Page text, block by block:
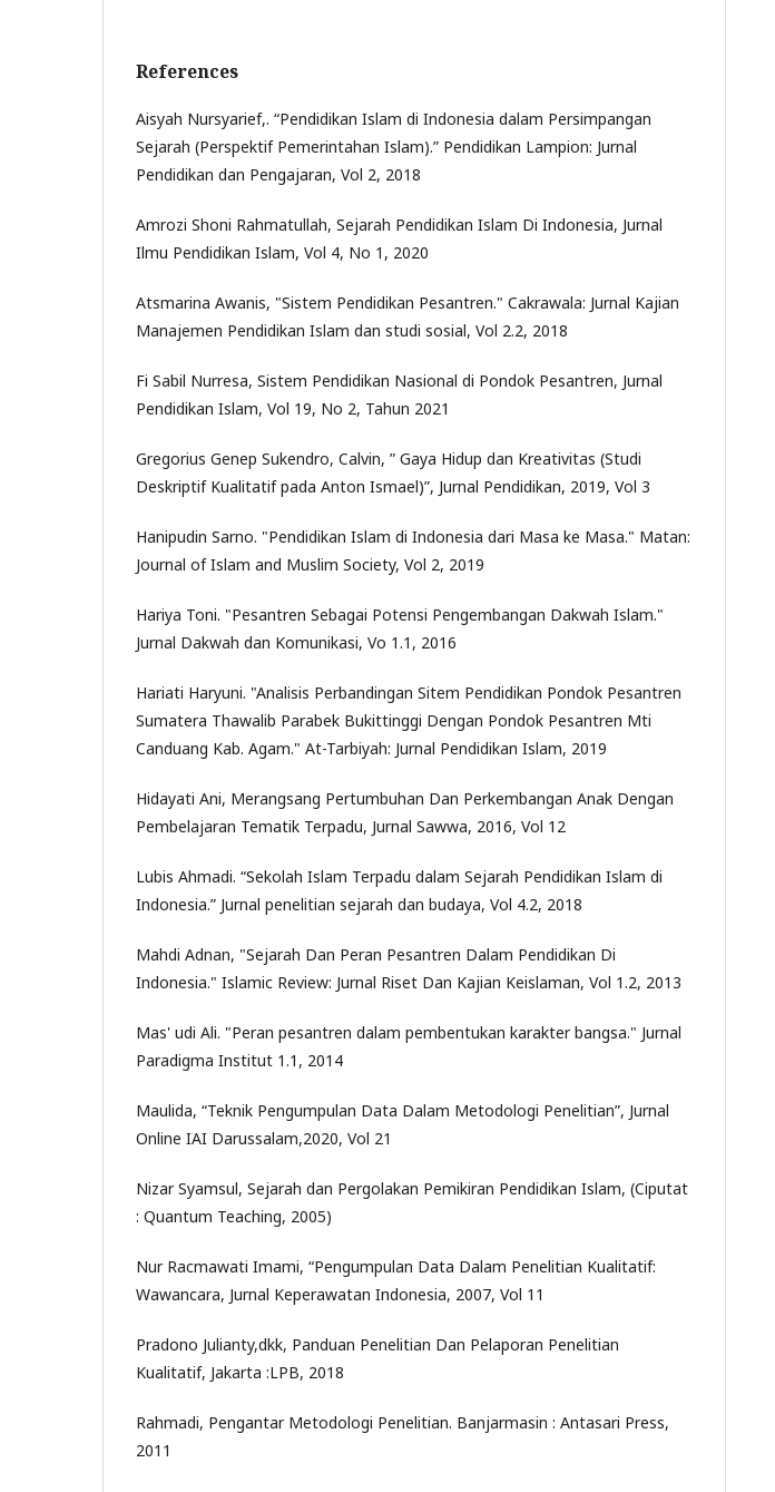
References
Aisyah Nursyarief,. “Pendidikan Islam di Indonesia dalam Persimpangan
Sejarah (Perspektif Pemerintahan Islam).” Pendidikan Lampion: Jurnal
Pendidikan dan Pengajaran, Vol 2, 2018
Amrozi Shoni Rahmatullah, Sejarah Pendidikan Islam Di Indonesia, Jurnal
Ilmu Pendidikan Islam, Vol 4, No 1, 2020
Atsmarina Awanis, "Sistem Pendidikan Pesantren." Cakrawala: Jurnal Kajian
Manajemen Pendidikan Islam dan studi sosial, Vol 2.2, 2018
Fi Sabil Nurresa, Sistem Pendidikan Nasional di Pondok Pesantren, Jurnal
Pendidikan Islam, Vol 19, No 2, Tahun 2021
Gregorius Genep Sukendro, Calvin, ” Gaya Hidup dan Kreativitas (Studi
Deskriptif Kualitatif pada Anton Ismael)”, Jurnal Pendidikan, 2019, Vol 3
Hanipudin Sarno. "Pendidikan Islam di Indonesia dari Masa ke Masa." Matan:
Journal of Islam and Muslim Society, Vol 2, 2019
Hariya Toni. "Pesantren Sebagai Potensi Pengembangan Dakwah Islam."
Jurnal Dakwah dan Komunikasi, Vo 1.1, 2016
Hariati Haryuni. "Analisis Perbandingan Sitem Pendidikan Pondok Pesantren
Sumatera Thawalib Parabek Bukittinggi Dengan Pondok Pesantren Mti
Canduang Kab. Agam." At-Tarbiyah: Jurnal Pendidikan Islam, 2019
Hidayati Ani, Merangsang Pertumbuhan Dan Perkembangan Anak Dengan
Pembelajaran Tematik Terpadu, Jurnal Sawwa, 2016, Vol 12
Lubis Ahmadi. “Sekolah Islam Terpadu dalam Sejarah Pendidikan Islam di
Indonesia.” Jurnal penelitian sejarah dan budaya, Vol 4.2, 2018
Mahdi Adnan, "Sejarah Dan Peran Pesantren Dalam Pendidikan Di
Indonesia." Islamic Review: Jurnal Riset Dan Kajian Keislaman, Vol 1.2, 2013
Mas' udi Ali. "Peran pesantren dalam pembentukan karakter bangsa." Jurnal
Paradigma Institut 1.1, 2014
Maulida, “Teknik Pengumpulan Data Dalam Metodologi Penelitian”, Jurnal
Online IAI Darussalam,2020, Vol 21
Nizar Syamsul, Sejarah dan Pergolakan Pemikiran Pendidikan Islam, (Ciputat
: Quantum Teaching, 2005)
Nur Racmawati Imami, “Pengumpulan Data Dalam Penelitian Kualitatif:
Wawancara, Jurnal Keperawatan Indonesia, 2007, Vol 11
Pradono Julianty,dkk, Panduan Penelitian Dan Pelaporan Penelitian
Kualitatif, Jakarta :LPB, 2018
Rahmadi, Pengantar Metodologi Penelitian. Banjarmasin : Antasari Press,
2011